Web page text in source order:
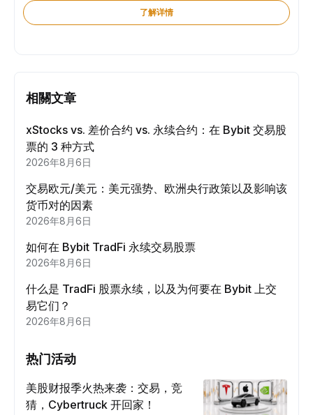
了解详情
相關文章
xStocks vs. 差价合约 vs. 永续合约：在 Bybit 交易股
票的 3 种方式
2026年8月6日
交易欧元/美元：美元强势、欧洲央行政策以及影响该
货币对的因素
2026年8月6日
如何在 Bybit TradFi 永续交易股票
2026年8月6日
什么是 TradFi 股票永续，以及为何要在 Bybit 上交
易它们？
2026年8月6日
热门活动
美股财报季火热来袭：交易，竞
猜，Cybertruck 开回家！